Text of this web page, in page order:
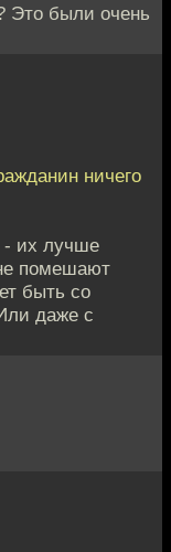
Это были очень
ничего
- их лучше
помешают
быть со
даже с